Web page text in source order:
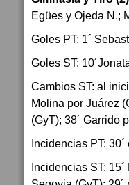
Egües y Ojeda N.;
Goles PT: 1´
Goles ST:
Cambios ST: al
Molina por Juárez
(GyT); 38´ Garrido
Incidencias PT:
Incidencias ST: